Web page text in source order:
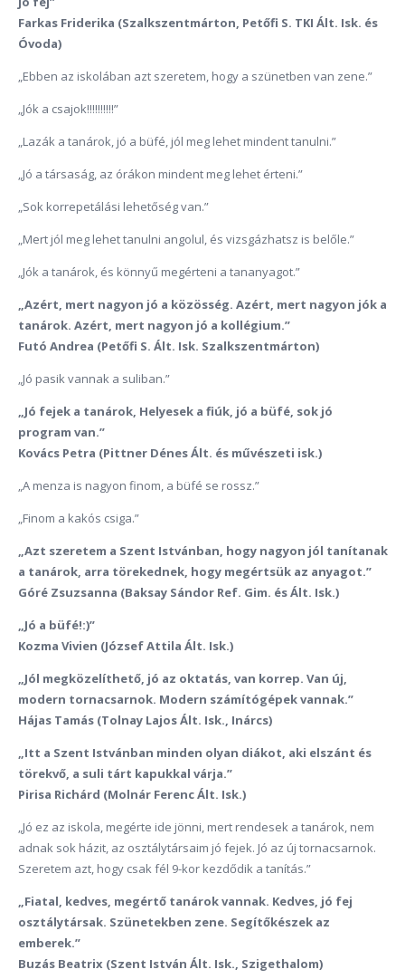
Farkas Friderika (Szalkszentmárton, Petőfi S. TKI Ált. Isk. és
Óvoda)
„Ebben az iskolában azt szeretem, hogy a szünetben van zene.”
„Jók a csajok!!!!!!!!!!”
„Lazák a tanárok, jó a büfé, jól meg lehet mindent tanulni.”
„Jó a társaság, az órákon mindent meg lehet érteni.”
„Sok korrepetálási lehetőség van.”
„Mert jól meg lehet tanulni angolul, és vizsgázhatsz is belőle.”
„Jók a tanárok, és könnyű megérteni a tananyagot.”
„Azért, mert nagyon jó a közösség. Azért, mert nagyon jók a
tanárok. Azért, mert nagyon jó a kollégium.”
Futó Andrea (Petőfi S. Ált. Isk. Szalkszentmárton)
„Jó pasik vannak a suliban.”
„Jó fejek a tanárok, Helyesek a fiúk, jó a büfé, sok jó
program van.”
Kovács Petra (Pittner Dénes Ált. és művészeti isk.)
„A menza is nagyon finom, a büfé se rossz.”
„Finom a kakós csiga.”
„Azt szeretem a Szent Istvánban, hogy nagyon jól tanítanak
a tanárok, arra törekednek, hogy megértsük az anyagot.”
Góré Zsuzsanna (Baksay Sándor Ref. Gim. és Ált. Isk.)
„Jó a büfé!:)”
Kozma Vivien (József Attila Ált. Isk.)
„Jól megközelíthető, jó az oktatás, van korrep. Van új,
modern tornacsarnok. Modern számítógépek vannak.”
Hájas Tamás (Tolnay Lajos Ált. Isk., Inárcs)
„Itt a Szent Istvánban minden olyan diákot, aki elszánt és
törekvő, a suli tárt kapukkal várja.”
Pirisa Richárd (Molnár Ferenc Ált. Isk.)
„Jó ez az iskola, megérte ide jönni, mert rendesek a tanárok, nem
adnak sok házit, az osztálytársaim jó fejek. Jó az új tornacsarnok.
Szeretem azt, hogy csak fél 9-kor kezdődik a tanítás.”
„Fiatal, kedves, megértő tanárok vannak. Kedves, jó fej
osztálytársak. Szünetekben zene. Segítőkészek az
emberek.”
Buzás Beatrix (Szent István Ált. Isk., Szigethalom)